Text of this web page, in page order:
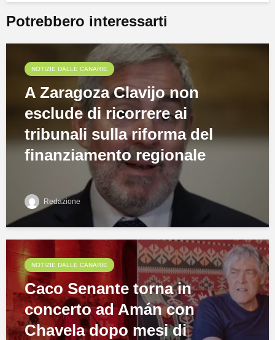
Potrebbero interessarti
NOTIZIE DALLE CANARIE
A Zaragoza Clavijo non
esclude di ricorrere ai
tribunali sulla riforma del
finanziamento regionale
Redazione
NOTIZIE DALLE CANARIE
Caco Senante torna in
concerto ad Amán con
Chavela dopo mesi di